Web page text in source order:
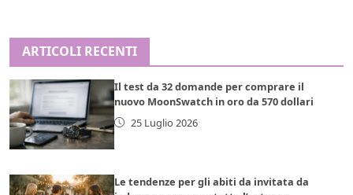
ARTICOLI RECENTI
Il test da 32 domande per comprare il
nuovo MoonSwatch in oro da 570 dollari
25 Luglio 2026
Le tendenze per gli abiti da invitata da